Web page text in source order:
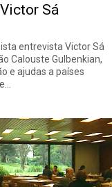
Sá
entrevista Victor Sá
Calouste Gulbenkian,
e ajudas a países